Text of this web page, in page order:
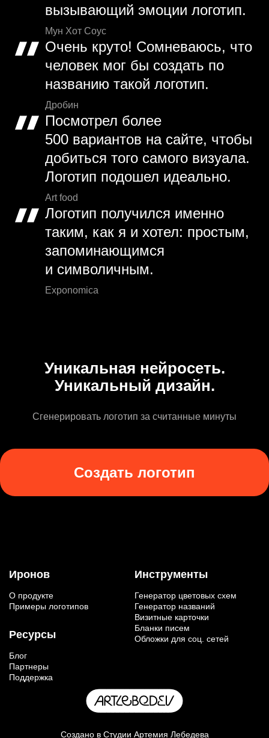
вызывающий эмоции логотип.
Мун Хот Соус
Очень круто! Сомневаюсь, что
человек мог бы создать по
названию такой логотип.
Дробин
Посмотрел более
500 вариантов на сайте, чтобы
добиться того самого визуала.
Логотип подошел идеально.
Art food
Логотип получился именно
таким, как я и хотел: простым,
запоминающимся
и символичным.
Exponomica
Уникальная нейросеть.
Уникальный дизайн.
Сгенерировать логотип за считанные минуты
Создать логотип
Иронов
О продукте
Примеры логотипов
Ресурсы
Блог
Партнеры
Поддержка
Инструменты
Генератор цветовых схем
Генератор названий
Визитные карточки
Бланки писем
Обложки для соц. сетей
Создано в Студии Артемия Лебедева